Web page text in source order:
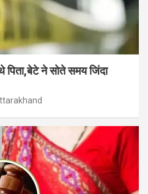
पिता,बेटे ने सोते समय जिंदा